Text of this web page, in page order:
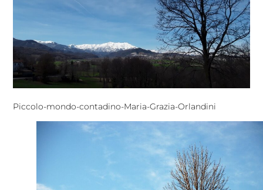
Piccolo-mondo-contadino-Maria-Grazia-Orlandini